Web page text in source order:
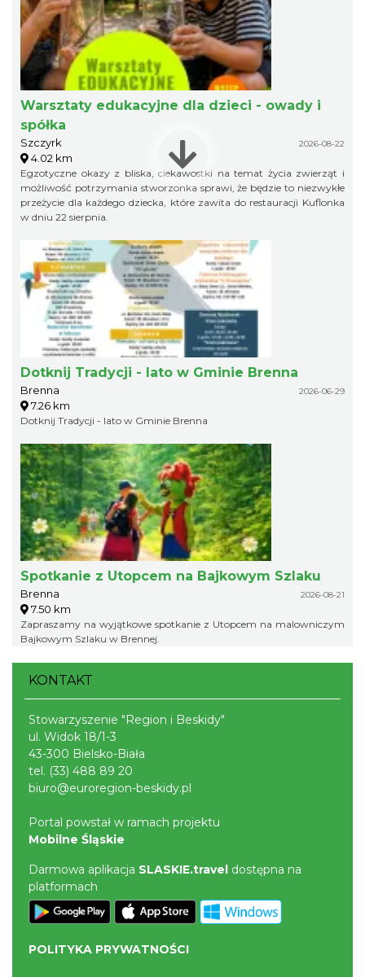
Warsztaty edukacyjne dla dzieci - owady i
spółka
Szczyrk 2026-08-22
4.02 km
Egzotyczne okazy z bliska, ciekawostki na temat życia zwierząt i
możliwość potrzymania stworzonka sprawi, że będzie to niezwykłe
przeżycie dla każdego dziecka, które zawita do restauracji Kuflonka
w dniu 22 sierpnia.
Dotknij Tradycji - lato w Gminie Brenna
Brenna 2026-06-29
7.26 km
Dotknij Tradycji - lato w Gminie Brenna
Spotkanie z Utopcem na Bajkowym Szlaku
Brenna 2026-08-21
7.50 km
Zapraszamy na wyjątkowe spotkanie z Utopcem na malowniczym
Bajkowym Szlaku w Brennej.
KONTAKT
Stowarzyszenie "Region i Beskidy"
ul. Widok 18/1-3
43-300 Bielsko-Biała
tel. (33) 488 89 20
biuro@euroregion-beskidy.pl
Portal powstał w ramach projektu
Mobilne Śląskie
Darmowa aplikacja SLASKIE.travel dostępna na
platformach
POLITYKA PRYWATNOŚCI